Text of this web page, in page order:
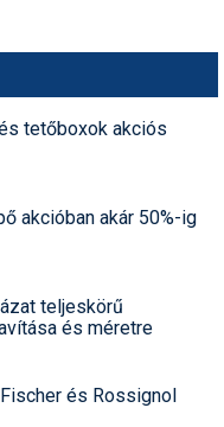
tetőboxok akciós
akcióban akár 50%-ig
teljeskörű
és méretre
Fischer és Rossignol